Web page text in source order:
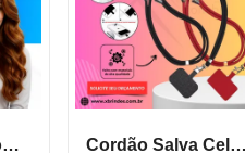
Copo Refresh com Tampa e Canudo possui capacidade de 500ml X14500 Cordão Salva Celular Universal De Qualidade Xcor600